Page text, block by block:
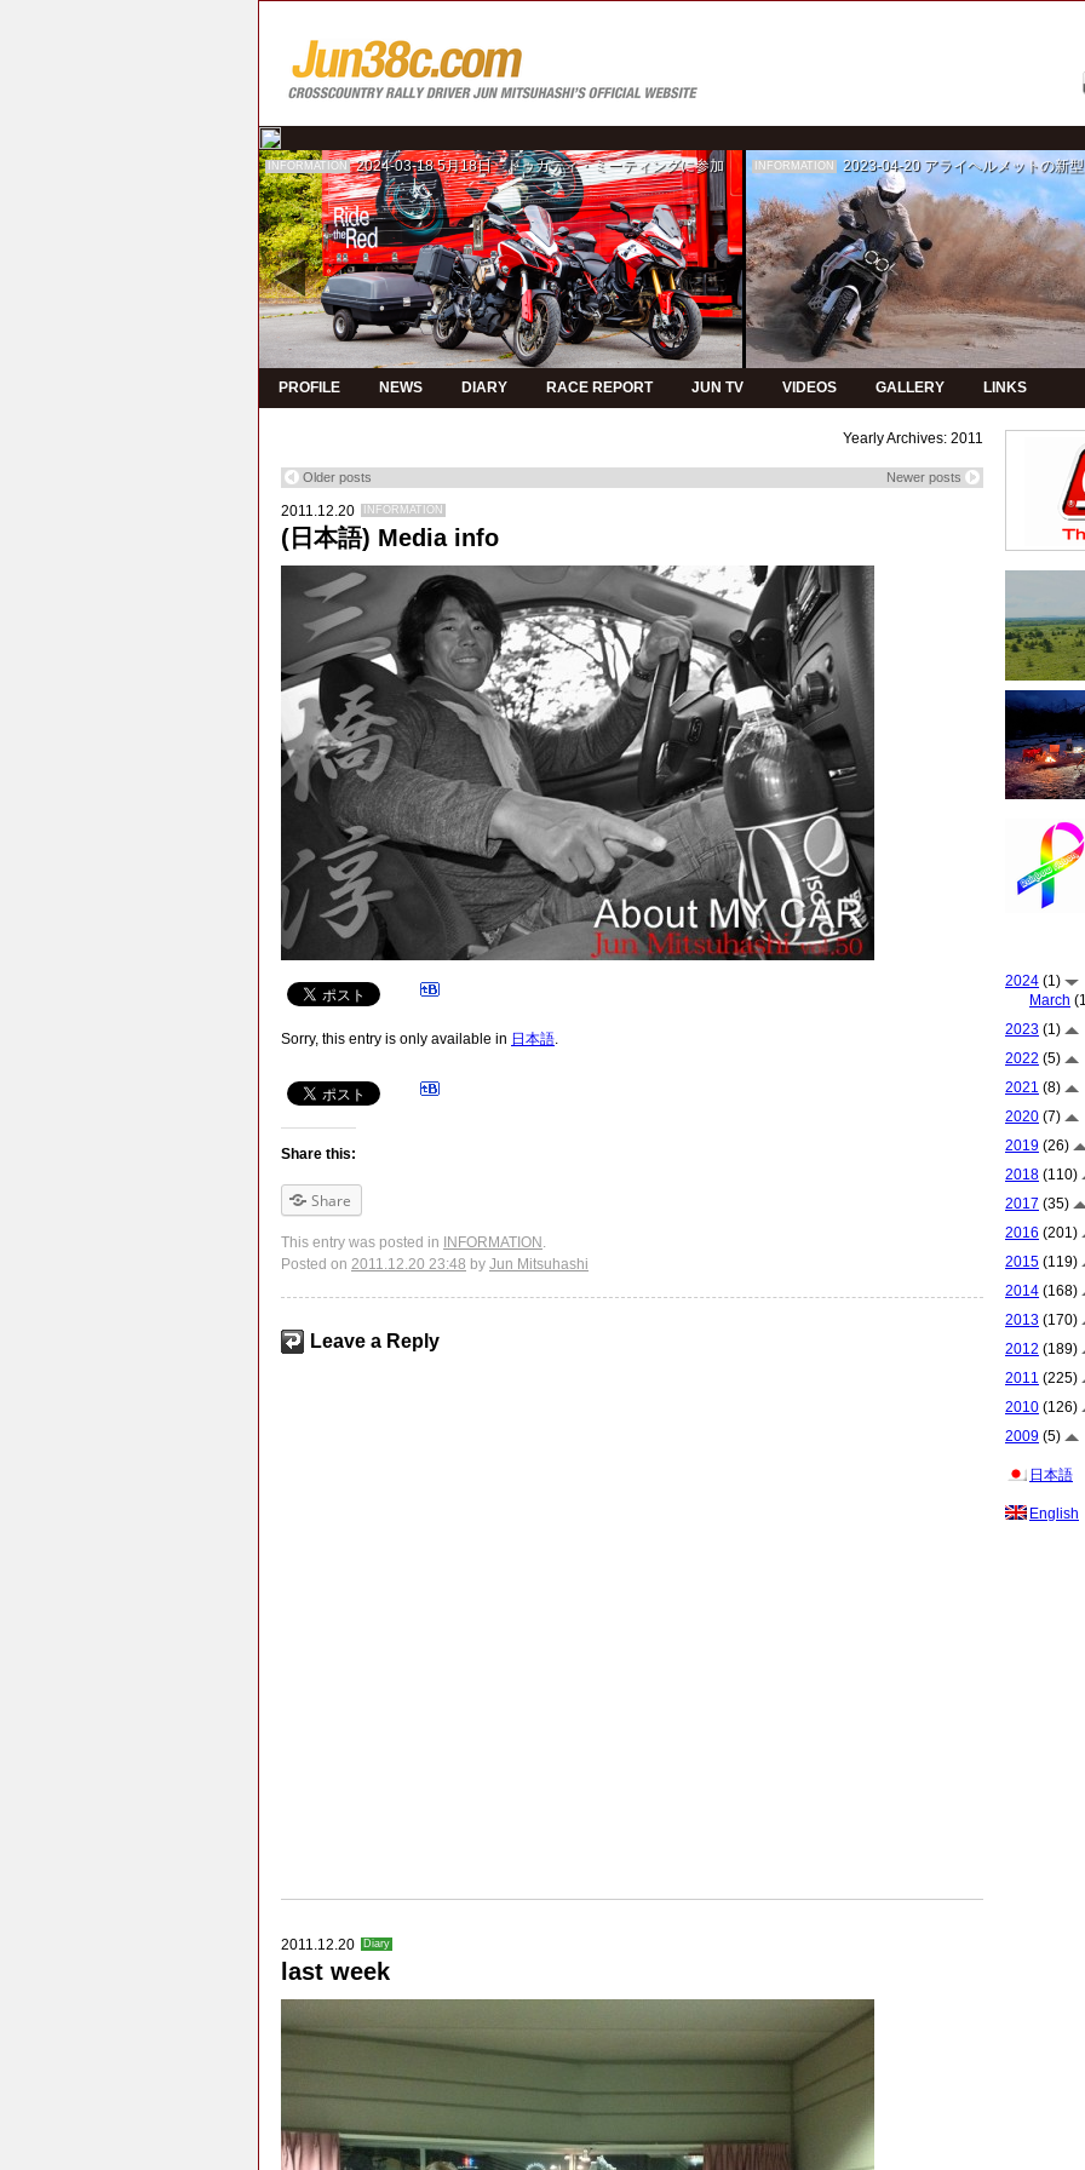
INFORMATION 2024-03-18 5月18日 ドゥカティ・ミーティングに参加 INFORMATION 2023-04-20 アライヘルメットの新型モデルPVの制
PROFILE NEWS DIARY RACE REPORT JUN TV VIDEOS GALLERY LINKS
Yearly Archives: 2011
Older posts Newer posts
2011.12.20 INFORMATION
(日本語) Media info
Sorry, this entry is only available in 日本語.
Share this:
Share
This entry was posted in INFORMATION .
Posted on 2011.12.20 23:48 by Jun Mitsuhashi
Leave a Reply
2011.12.20 Diary
last week
2024 (1)
March
2023 (1)
2022 (5)
2021 (8)
2020 (7)
2019 (26)
2018 (110)
2017 (35)
2016 (201)
2015 (119)
2014 (168)
2013 (170)
2012 (189)
2011 (225)
2010 (126)
2009 (5)
日本語
English